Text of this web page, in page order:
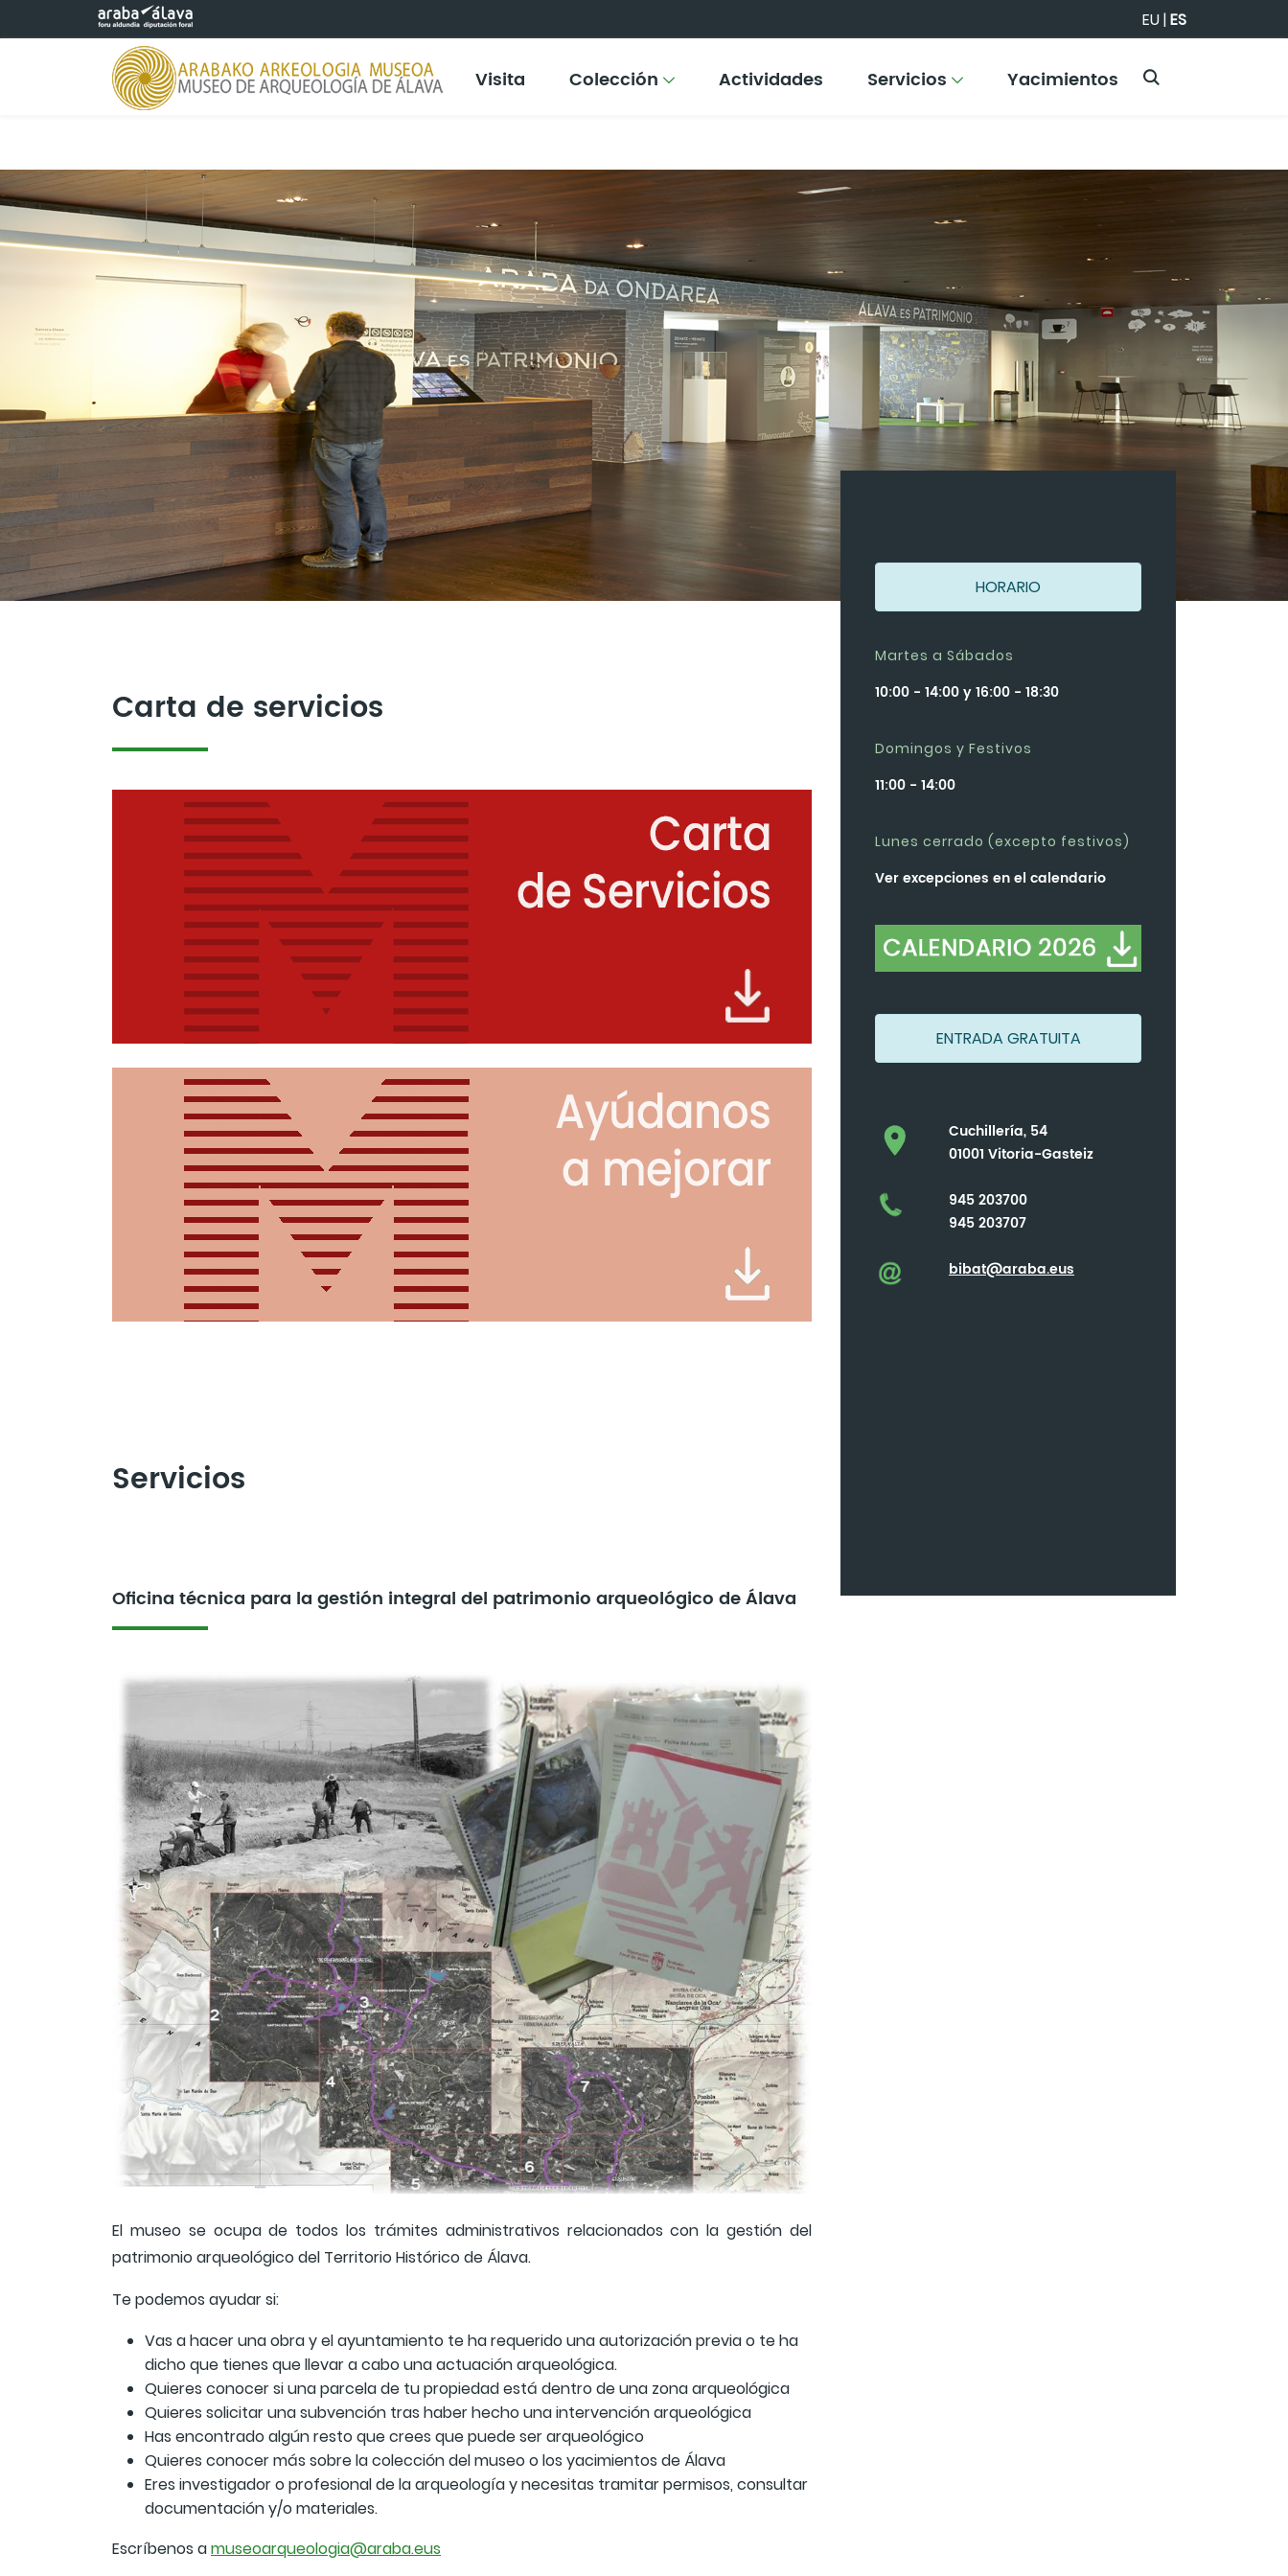
Saltar al contenido principal EU|ES
Visita Colección Actividades Servicios Yacimientos
Carta de servicios
Servicios
Oficina técnica para la gestión integral del patrimonio arqueológico de Álava
El museo se ocupa de todos los trámites administrativos relacionados con la gestión del
patrimonio arqueológico del Territorio Histórico de Álava.
Te podemos ayudar si:
Vas a hacer una obra y el ayuntamiento te ha requerido una autorización previa o te ha
dicho que tienes que llevar a cabo una actuación arqueológica.
Quieres conocer si una parcela de tu propiedad está dentro de una zona arqueológica
Quieres solicitar una subvención tras haber hecho una intervención arqueológica
Has encontrado algún resto que crees que puede ser arqueológico
Quieres conocer más sobre la colección del museo o los yacimientos de Álava
Eres investigador o profesional de la arqueología y necesitas tramitar permisos, consultar
documentación y/o materiales.
Escríbenos amuseoarqueologia@araba.eus
HORARIO
Martes a Sábados
10:00 - 14:00 y 16:00 - 18:30
Domingos y Festivos
11:00 - 14:00
Lunes cerrado (excepto festivos)
Ver excepciones en el calendario
ENTRADA GRATUITA
Cuchillería, 54
01001 Vitoria-Gasteiz
945 203700
945 203707
bibat@araba.eus